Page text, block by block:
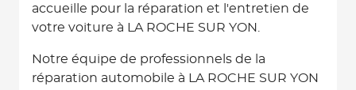
accueille pour la réparation et l'entretien de
votre voiture à LA ROCHE SUR YON.
Notre équipe de professionnels de la
réparation automobile à LA ROCHE SUR YON